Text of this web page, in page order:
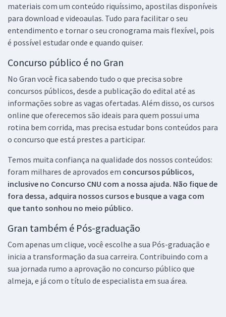
materiais com um conteúdo riquíssimo, apostilas disponíveis
para download e videoaulas. Tudo para facilitar o seu
entendimento e tornar o seu cronograma mais flexível, pois
é possível estudar onde e quando quiser.
Concurso público é no Gran
No Gran você fica sabendo tudo o que precisa sobre
concursos públicos, desde a publicação do edital até as
informações sobre as vagas ofertadas. Além disso, os cursos
online que oferecemos são ideais para quem possui uma
rotina bem corrida, mas precisa estudar bons conteúdos para
o concurso que está prestes a participar.
Temos muita confiança na qualidade dos nossos conteúdos:
foram milhares de aprovados em concursos públicos,
inclusive no Concurso CNU com a nossa ajuda. Não fique de
fora dessa, adquira nossos cursos e busque a vaga com
que tanto sonhou no meio público.
Gran também é Pós-graduação
Com apenas um clique, você escolhe a sua Pós-graduação e
inicia a transformação da sua carreira. Contribuindo com a
sua jornada rumo a aprovação no concurso público que
almeja, e já com o título de especialista em sua área.